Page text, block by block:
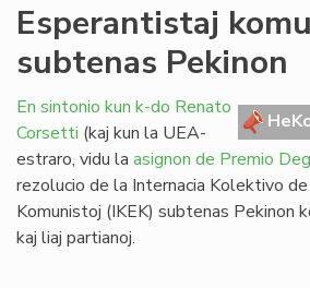
Esperantistaj
subtenas Pekinon
En sintonio kun k-do Renato
Corsetti (kaj kun la UEA-
estraro, vidu la asignon de Premio
rezolucio de la Internacia Kolektivo
Komunistoj (IKEK) subtenas Pekinon
kaj liaj partianoj.